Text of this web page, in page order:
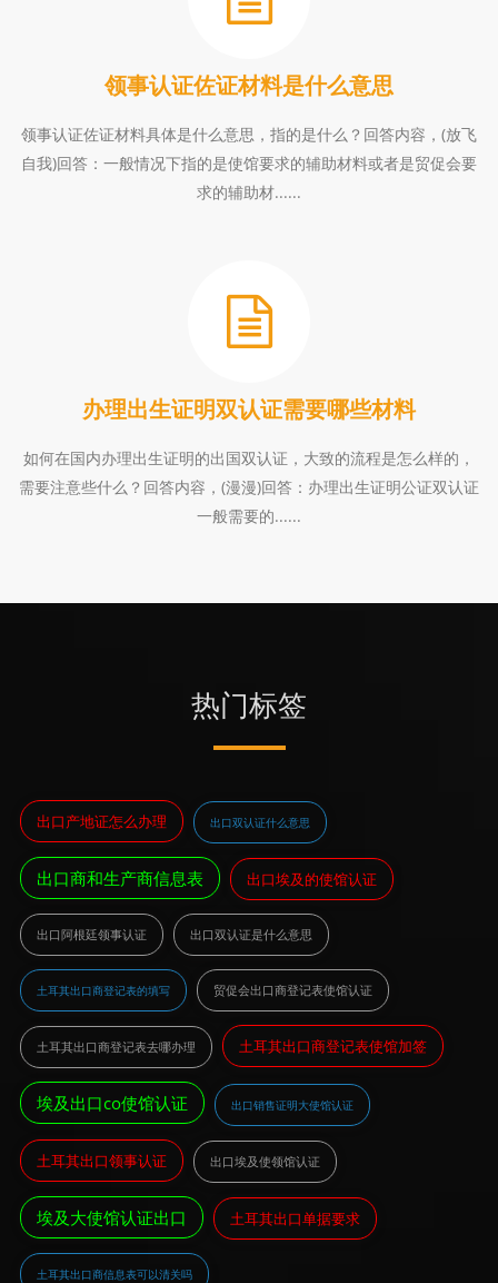
领事认证佐证材料是什么意思
领事认证佐证材料具体是什么意思，指的是什么？回答内容，(放飞
自我)回答：一般情况下指的是使馆要求的辅助材料或者是贸促会要
求的辅助材......
办理出生证明双认证需要哪些材料
如何在国内办理出生证明的出国双认证，大致的流程是怎么样的，
需要注意些什么？回答内容，(漫漫)回答：办理出生证明公证双认证
一般需要的......
热门标签
出口产地证怎么办理 出口双认证什么意思
出口商和生产商信息表 出口埃及的使馆认证
出口阿根廷领事认证 出口双认证是什么意思
土耳其出口商登记表的填写 贸促会出口商登记表使馆认证
土耳其出口商登记表去哪办理 土耳其出口商登记表使馆加签
埃及出口co使馆认证 出口销售证明大使馆认证
土耳其出口领事认证 出口埃及使领馆认证
埃及大使馆认证出口 土耳其出口单据要求
土耳其出口商信息表可以清关吗